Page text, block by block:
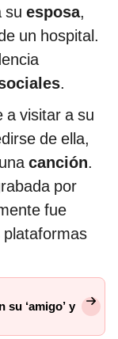
su esposa,
un hospital.
.
a visitar a su
de ella,
canción.
por
fue
plataformas
‘amigo’ y